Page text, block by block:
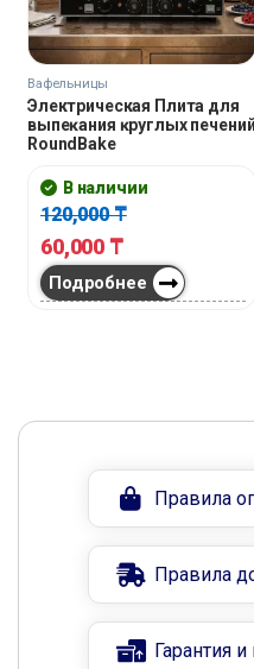
Вафельницы
Электрическая Плита для
выпеĸания ĸруглых печений
RoundBake
В наличии
120,000₸
60,000 ₸
Подробнее
Правила
Правила
Гарантия